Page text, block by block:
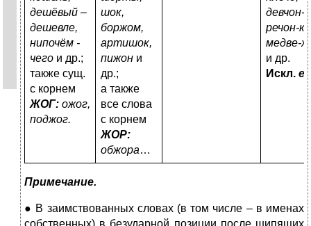
дешёвый –
дешевле,
нипочём -
чего и др.;
также сущ.
с корнем
ЖОГ: ожог,
поджог.
шок,
боржом,
артишок,
пижон и
др.;
а также
все слова
с корнем
ЖОР:
обжора…
девчон-
речон-
медве-
и др.
Искл.
Примечание.
● В заимствованных словах (в том числе – в именах